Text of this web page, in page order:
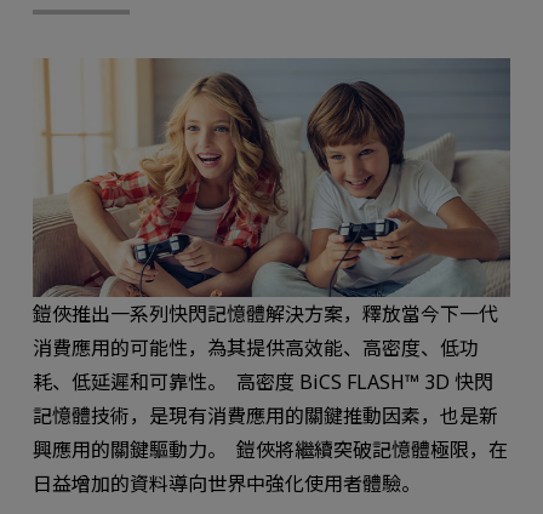
鎧俠推出一系列快閃記憶體解決方案，釋放當今下一代
消費應用的可能性，為其提供高效能、高密度、低功
耗、低延遲和可靠性。 高密度 BiCS FLASH™ 3D 快閃
記憶體技術，是現有消費應用的關鍵推動因素，也是新
興應用的關鍵驅動力。 鎧俠將繼續突破記憶體極限，在
日益增加的資料導向世界中強化使用者體驗。